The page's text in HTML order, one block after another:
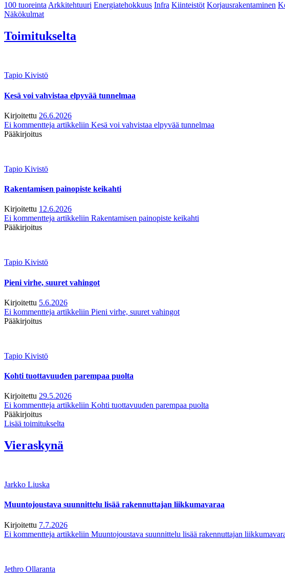
100 tuoreintaArkkitehtuuri Energiatehokkuus Infra Kiinteistöt Korjausrakentaminen
Näkökulmat
Toimitukselta
Tapio Kivistö
Kesä voi vahvistaa elpyvää tunnelmaa
Kirjoitettu 26.6.2026
Ei kommentteja artikkeliin Kesä voi vahvistaa elpyvää tunnelmaa
Pääkirjoitus
Tapio Kivistö
Rakentamisen painopiste keikahti
Kirjoitettu 12.6.2026
Ei kommentteja artikkeliin Rakentamisen painopiste keikahti
Pääkirjoitus
Tapio Kivistö
Pieni virhe, suuret vahingot
Kirjoitettu 5.6.2026
Ei kommentteja artikkeliin Pieni virhe, suuret vahingot
Pääkirjoitus
Tapio Kivistö
Kohti tuottavuuden parempaa puolta
Kirjoitettu 29.5.2026
Ei kommentteja artikkeliin Kohti tuottavuuden parempaa puolta
Pääkirjoitus
Lisää toimitukselta
Vieraskynä
Jarkko Liuska
Muuntojoustava suunnittelu lisää rakennuttajan liikkumavaraa
Kirjoitettu 7.7.2026
Ei kommentteja artikkeliin Muuntojoustava suunnittelu lisää rakennuttajan
Jethro Ollaranta